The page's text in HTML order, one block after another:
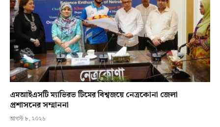
এমআইএসটি ম্যাভিরভ টিমের বিশ্বজয়ে নেত্রকোনা জেলা
প্রশাসনের সম্মাননা
আগস্ট ৮, ২০২৬